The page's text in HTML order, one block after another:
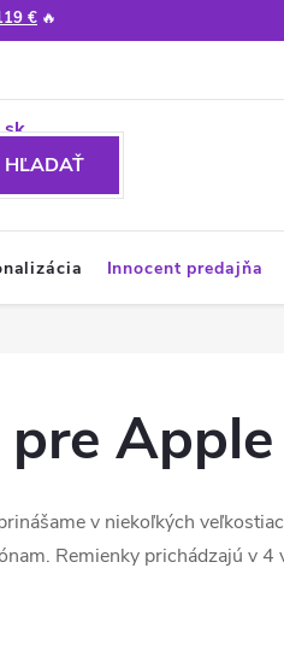
€ 🔥
HĽADAŤ
Innocent predajňa
v niekoľkých
Remienky prichádzajú v 4